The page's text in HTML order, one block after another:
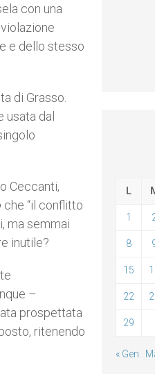
con una
e dello stesso
di Grasso.
usata dal
Ceccanti,
che “il conflitto
ma semmai
inutile?
–
prospettata
ritenendo
L
1
8
15
22
29
« Gen